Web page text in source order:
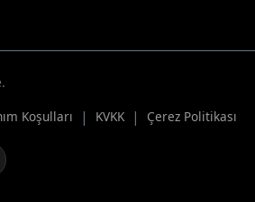
Koşulları | KVKK | Çerez Politikası